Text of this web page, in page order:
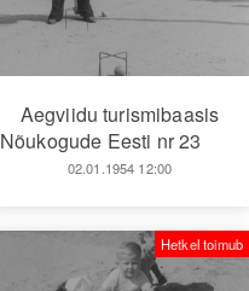
Aegviidu turismibaasis
Nõukogude Eesti nr 23
02.01.1954 12:00
Hetkel toimub